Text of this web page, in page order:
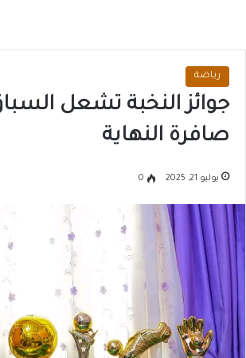
رياضة
جوائز النخبة تشعل
صافرة النهاية
يوليو 21, 2025 0